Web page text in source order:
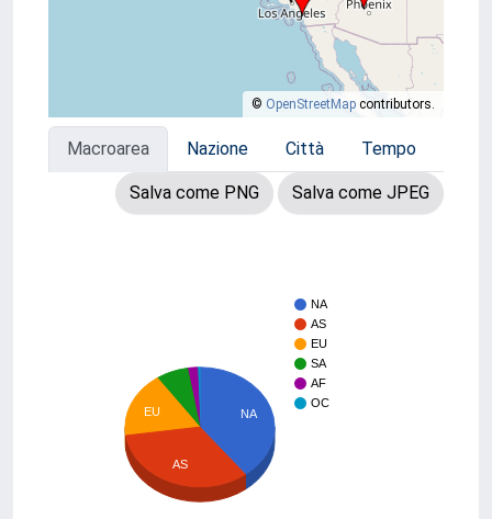
© OpenStreetMap contributors.
Macroarea Nazione Città Tempo
Salva come PNG Salva come JPEG
NA
AS
EU
SA
AF
OC
NA
EU
AS